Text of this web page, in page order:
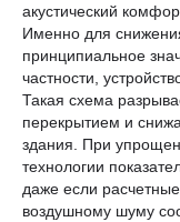
акустический
Именно для
принципиальное
частности,
Такая схема
перекрытием и
здания. При
технологии
даже если
воздушному шуму